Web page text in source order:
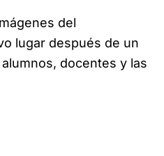
del
lugar después de un
docentes y las